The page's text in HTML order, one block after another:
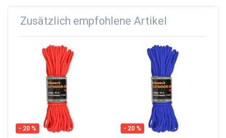
Zusätzlich empfohlene Artikel
- 20 % - 20 %